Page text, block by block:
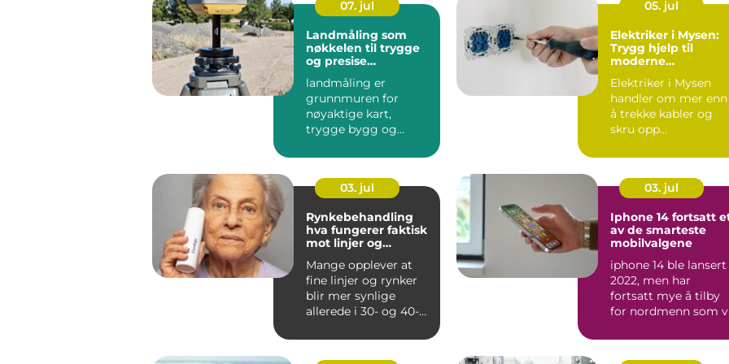
07. jul
Landmåling som
nøkkelen til trygge
og presise
landmåling er
grunnmuren for
nøyaktige kart,
trygge bygg og
arealforvaltning. Uten
presise ...
05. jul
Elektriker i Mysen:
Trygg hjelp til
moderne
Elektriker i Mysen
handler om mer enn
å trekke kabler og
skru opp
str...
03. jul
Rynkebehandling
hva fungerer faktisk
mot linjer og
Mange opplever at
fine linjer og rynker
blir mer synlige
allerede i 30- og 40-
sp...
03. jul
Iphone 14 fortsatt et
av de smarteste
mobilvalgene
iphone 14 ble lansert
2022, men har
fortsatt mye å tilby
for nordmenn som